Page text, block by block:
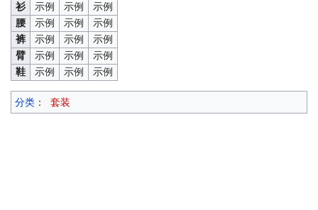
衫
示例 示例
示例
腰
示例 示例
示例
裤
示例 示例
示例
臂
示例 示例
示例
鞋
示例 示例 示例
分类 ： 套装